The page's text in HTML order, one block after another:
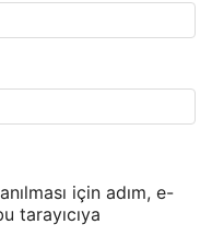
için adım, e-
tarayıcıya